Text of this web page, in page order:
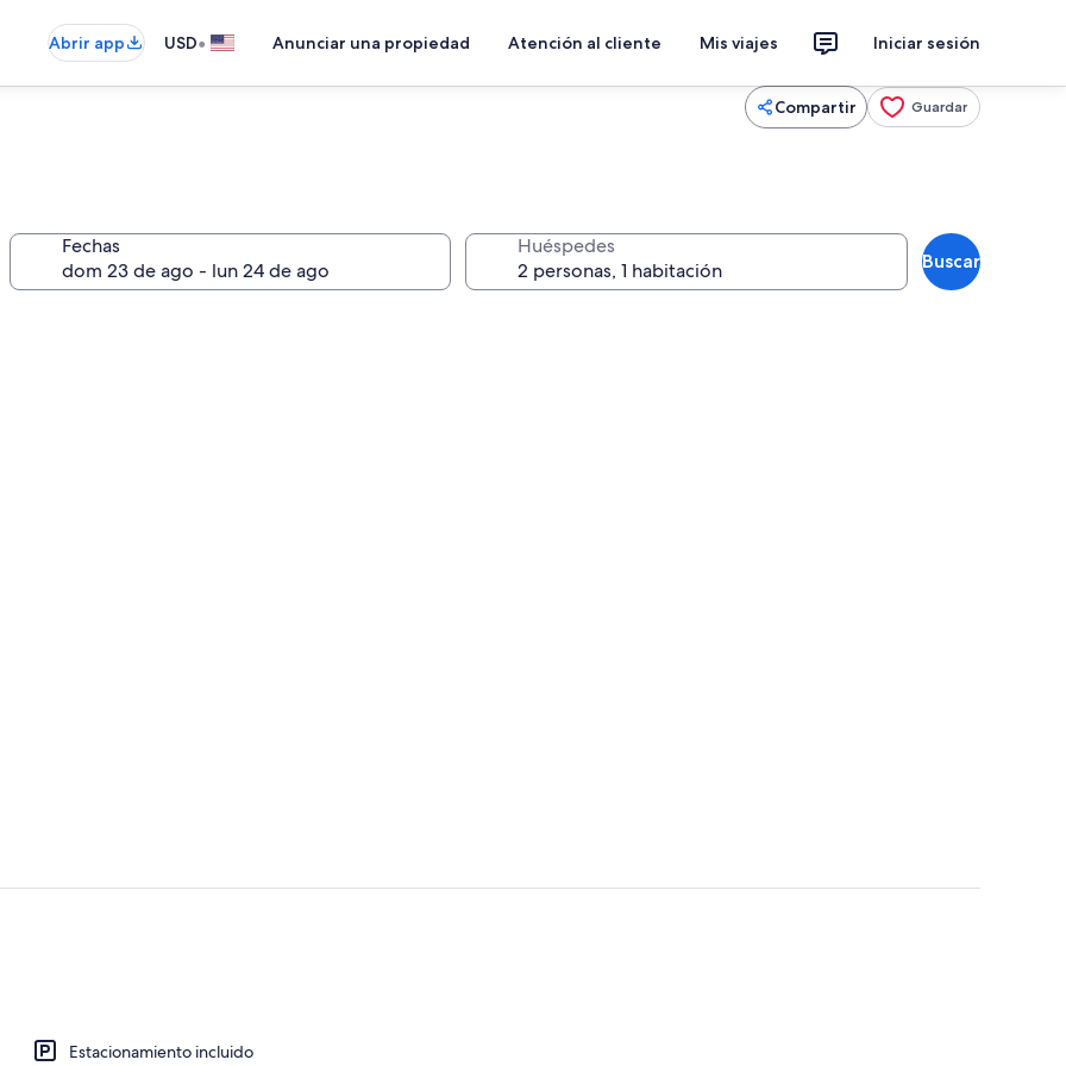
Abrir app USD• Anunciar una propiedad Atención al cliente Mis viajes Iniciar sesión
Compartir Guardar
Fechas Huéspedes
Buscar
Estacionamiento incluido